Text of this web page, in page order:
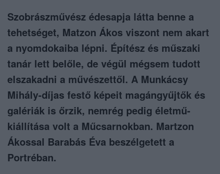
Szobrászművész édesapja látta benne a
tehetséget, Matzon Ákos viszont nem akart
a nyomdokaiba lépni. Építész és műszaki
tanár lett belőle, de végül mégsem tudott
elszakadni a művészettől. A Munkácsy
Mihály-díjas festő képeit magángyűjtők és
galériák is őrzik, nemrég pedig életmű-
kiállítása volt a Műcsarnokban. Martzon
Ákossal Barabás Éva beszélgetett a
Portréban.